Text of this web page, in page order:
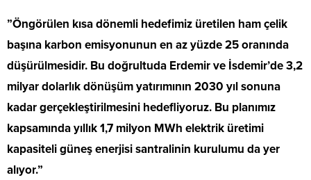
”Öngörülen kısa dönemli hedefimiz üretilen ham çelik
başına karbon emisyonunun en az yüzde 25 oranında
düşürülmesidir. Bu doğrultuda Erdemir ve İsdemir’de 3,2
milyar dolarlık dönüşüm yatırımının 2030 yıl sonuna
kadar gerçekleştirilmesini hedefliyoruz. Bu planımız
kapsamında yıllık 1,7 milyon MWh elektrik üretimi
kapasiteli güneş enerjisi santralinin kurulumu da yer
alıyor.”